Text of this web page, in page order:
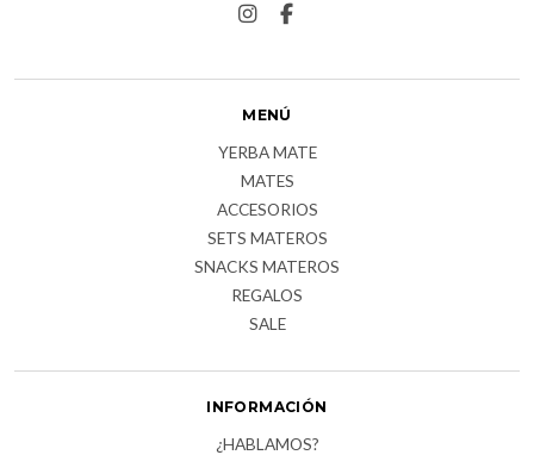
MENÚ
YERBA MATE
MATES
ACCESORIOS
SETS MATEROS
SNACKS MATEROS
REGALOS
SALE
INFORMACIÓN
¿HABLAMOS?